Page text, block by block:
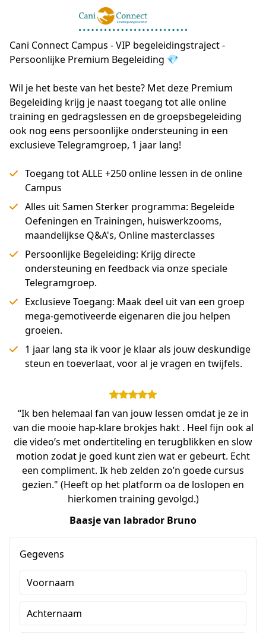
Cani Connect Campus - VIP begeleidingstraject -
Persoonlijke Premium Begeleiding 💎
Wil je het beste van het beste? Met deze Premium
Begeleiding krijg je naast toegang tot alle online
training en gedragslessen en de groepsbegeleiding
ook nog eens persoonlijke ondersteuning in een
exclusieve Telegramgroep, 1 jaar lang!
Toegang tot ALLE +250 online lessen in de online
Campus
Alles uit Samen Sterker programma: Begeleide
Oefeningen en Trainingen, huiswerkzooms,
maandelijkse Q&A's, Online masterclasses
Persoonlijke Begeleiding: Krijg directe
ondersteuning en feedback via onze speciale
Telegramgroep.
Exclusieve Toegang: Maak deel uit van een groep
mega-gemotiveerde eigenaren die jou helpen
groeien.
1 jaar lang sta ik voor je klaar als jouw deskundige
steun en toeverlaat, voor al je vragen en twijfels.
“Ik ben helemaal fan van jouw lessen omdat je ze in
van die mooie hap-klare brokjes hakt . Heel fijn ook al
die video’s met ondertiteling en terugblikken en slow
motion zodat je goed kunt zien wat er gebeurt. Echt
een compliment. Ik heb zelden zo’n goede cursus
gezien." (Heeft op het platform oa de loslopen en
hierkomen training gevolgd.)
Baasje van labrador Bruno
Gegevens
Voornaam
Achternaam